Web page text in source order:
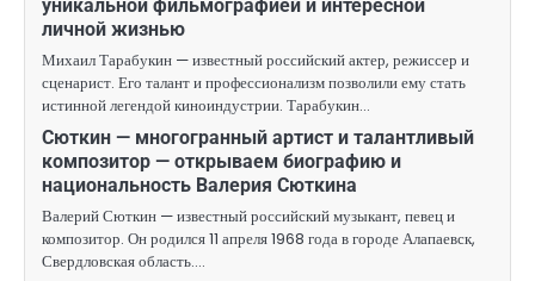
уникальной фильмографией и интересной
личной жизнью
Михаил Тарабукин — известный российский актер, режиссер и
сценарист. Его талант и профессионализм позволили ему стать
истинной легендой киноиндустрии. Тарабукин…
Сюткин — многогранный артист и талантливый
композитор — открываем биографию и
национальность Валерия Сюткина
Валерий Сюткин — известный российский музыкант, певец и
композитор. Он родился 11 апреля 1968 года в городе Алапаевск,
Свердловская область.…